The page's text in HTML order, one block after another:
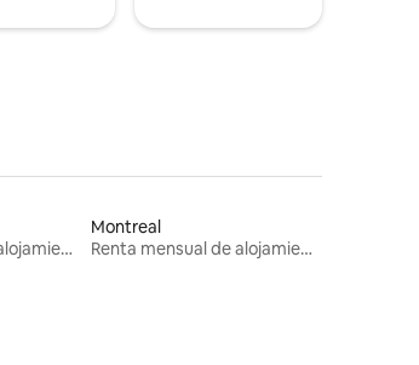
Renta mensual de alojamientos
Montreal
Renta mensual de alojamientos